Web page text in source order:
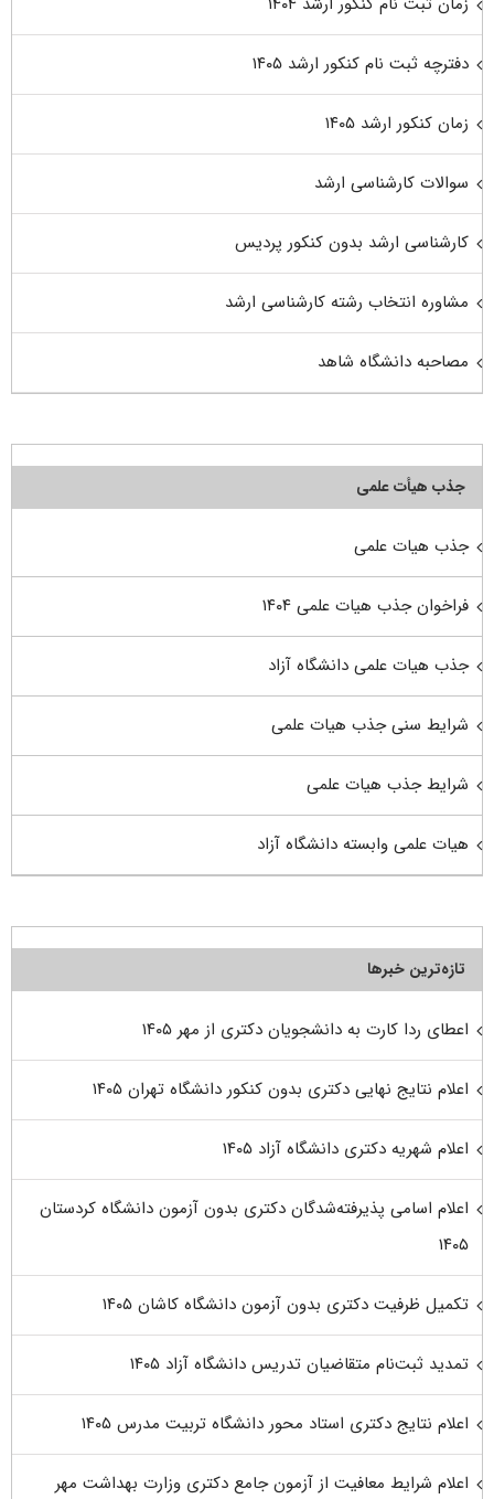
دفترچه ثبت نام کنکور ارشد ۱۴۰۵
زمان کنکور ارشد ۱۴۰۵
سوالات کارشناسی ارشد
کارشناسی ارشد بدون کنکور پردیس
مشاوره انتخاب رشته کارشناسی ارشد
مصاحبه دانشگاه شاهد
جذب هیأت علمی
جذب هیات علمی
فراخوان جذب هیات علمی ۱۴۰۴
جذب هیات علمی دانشگاه آزاد
شرایط سنی جذب هیات علمی
شرایط جذب هیات علمی
هیات علمی وابسته دانشگاه آزاد
تازه‌ترین خبرها
اعطای ردا کارت به دانشجویان دکتری از مهر ۱۴۰۵
اعلام نتایج نهایی دکتری بدون کنکور دانشگاه تهران ۱۴۰۵
اعلام شهریه دکتری دانشگاه آزاد ۱۴۰۵
اعلام اسامی پذیرفته‌شدگان دکتری بدون آزمون دانشگاه کردستان
۱۴۰۵
تکمیل ظرفیت دکتری بدون آزمون دانشگاه کاشان ۱۴۰۵
تمدید ثبت‌نام متقاضیان تدریس دانشگاه آزاد ۱۴۰۵
اعلام نتایج دکتری استاد محور دانشگاه تربیت مدرس ۱۴۰۵
اعلام شرایط معافیت از آزمون جامع دکتری وزارت بهداشت مهر